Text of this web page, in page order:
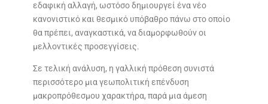
εδαφική αλλαγή, ωστόσο δημιουργεί ένα νέο
κανονιστικό και θεσμικό υπόβαθρο πάνω στο οποίο
θα πρέπει, αναγκαστικά, να διαμορφωθούν οι
μελλοντικές προσεγγίσεις.
Σε τελική ανάλυση, η γαλλική πρόθεση συνιστά
περισσότερο μια γεωπολιτική επένδυση
μακροπρόθεσμου χαρακτήρα, παρά μια άμεση